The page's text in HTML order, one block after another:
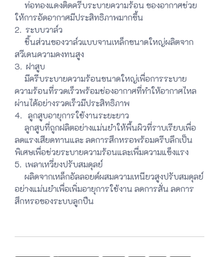
ท่อทองแดงติดครีบระบายความร้อน ของอากาศช่วย
ให้การอัดอากาศมีประสิทธิภาพมากขึ้น
2. ระบบวาล์ว
ชิ้นส่วนของวาล์วแบบจานเหล็กขนาดใหญ่ผลิตจาก
สวีเดนความคงทนสูง
3. ฝาสูบ
มีครีบระบายความร้อนขนาดใหญ่เพื่อการระบาย
ความร้อนที่รวดเร็วพร้อมช่องอากาศที่ทำให้อากาศไหล
ผ่านได้อย่างรวดเร็วมีประสิทธิภาพ
4. ลูกสูบอายุการใช้งานระยะยาว
ลูกสูบที่ถูกฝลิตอย่างแม่นยำให้พื้นผิวที่ราบเรียบเพื่อ
ลดแรงเสียดทานและ ลดการสึกหรอพร้อมครีบลึกเป็น
พิเศษเพื่อช่วยระบายความร้อนและเพื่มความแข็งแรง
5. เพลาเหวี่ยงปรับสมดุลย์
ผลิดจากเหล็กอัลลอยด์ผสมความเหนียวสูงปรับสมดุลย์
อย่างแม่นยำเพื่อเพิ่มอายุการใช้งาน ลดการสั่น ลดการ
สึกหรอของระบบลูกปืน